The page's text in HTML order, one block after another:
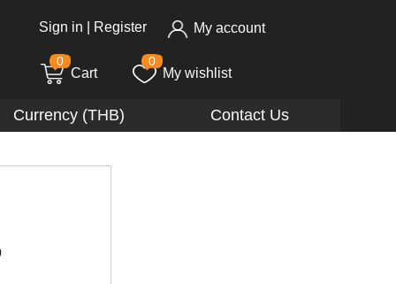
Sign in Register My account
0
Cart
0
My wishlist
Currency (THB) Contact Us